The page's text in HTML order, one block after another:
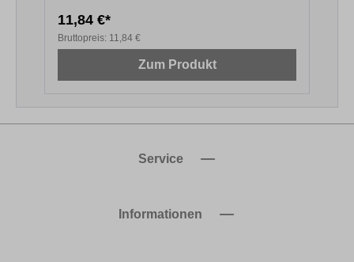
11,84 €*
Bruttopreis: 11,84 €
Zum Produkt
Service
Informationen